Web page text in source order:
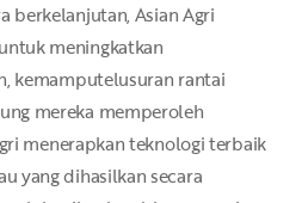
berkelanjutan, Asian Agri
meningkatkan
kemamputelusuran rantai
mereka memperoleh
menerapkan teknologi terbaik
yang dihasilkan secara